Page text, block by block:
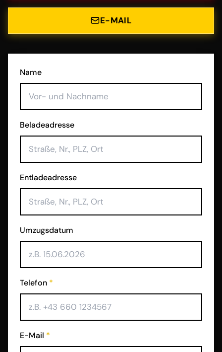
E-MAIL
Name
Beladeadresse
Entladeadresse
Umzugsdatum
Telefon *
E-Mail *